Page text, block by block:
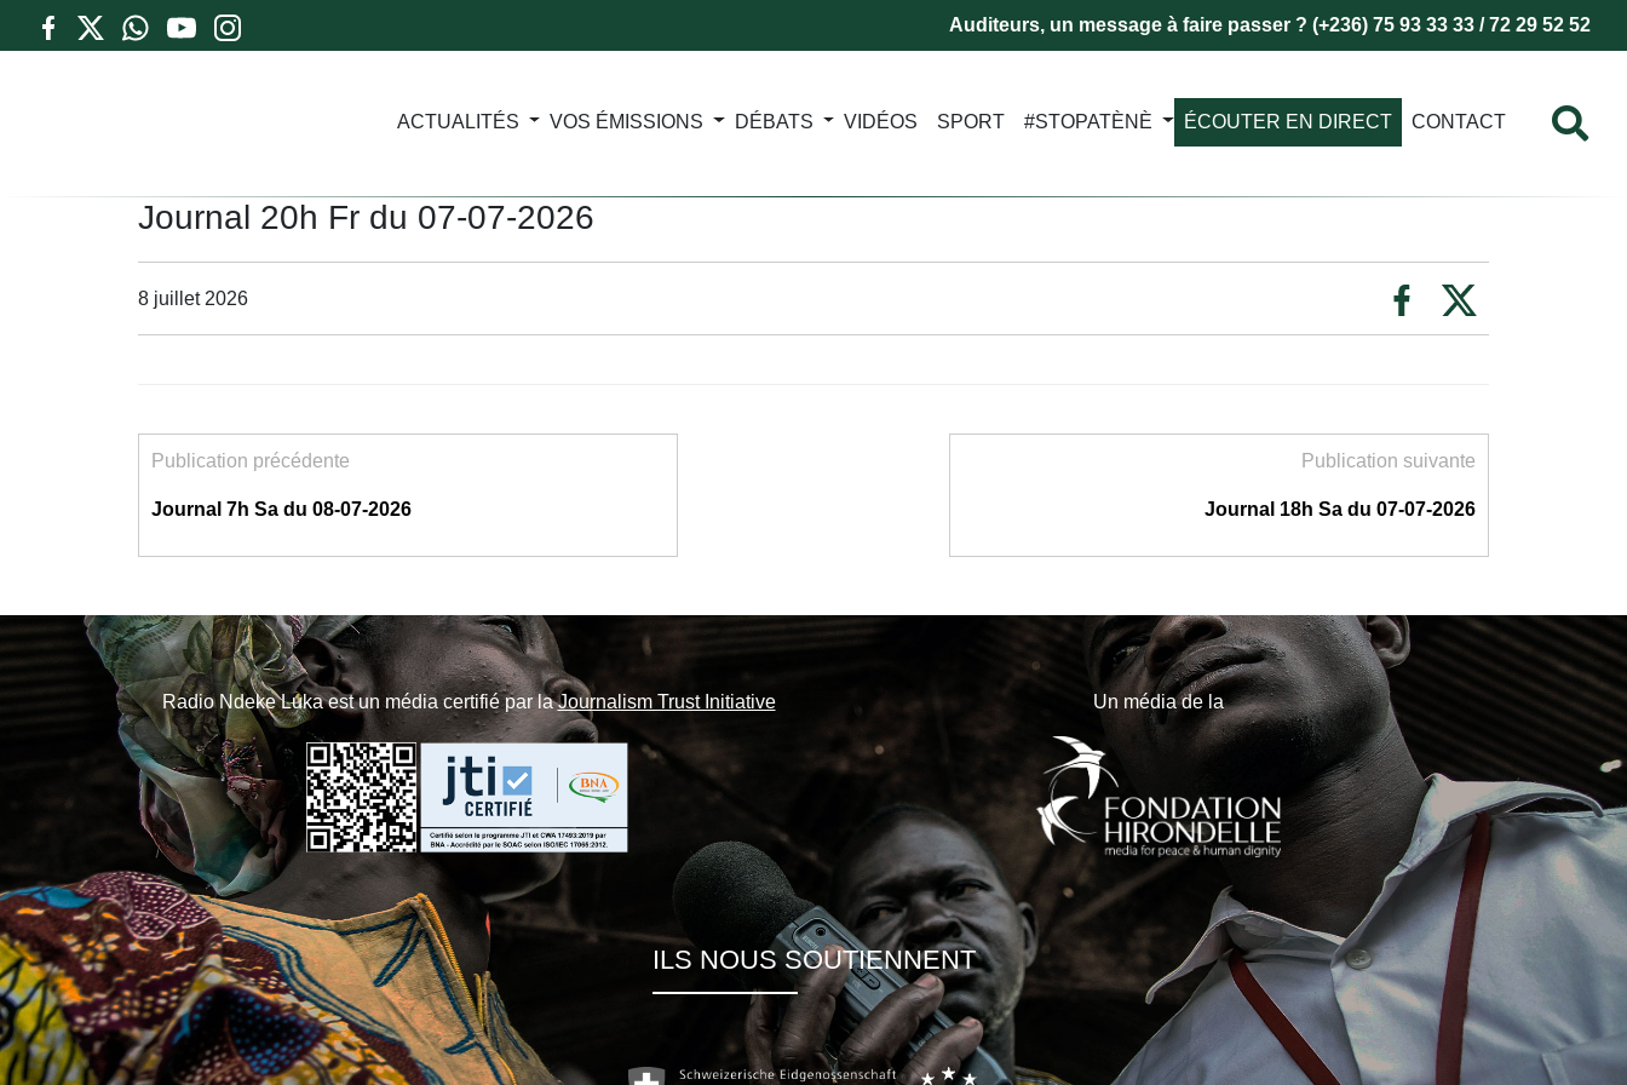
Auditeurs, un message à faire passer ? (+236) 75 93 33 33 / 72 29 52 52
ACTUALITÉS VOS ÉMISSIONS DÉBATS VIDÉOS SPORT #STOPATÈNÈ ÉCOUTER EN DIRECT CONTACT
Journal 20h Fr du 07-07-2026
8 juillet 2026
Publication précédente
Journal 7h Sa du 08-07-2026
Publication suivante
Journal 18h Sa du 07-07-2026
Radio Ndeke Luka est un média certifié par laJournalism Trust Initiative Un média de la
ILS NOUS SOUTIENNENT